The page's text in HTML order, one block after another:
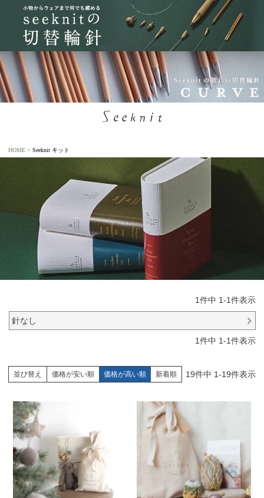
HOME Seeknit キット
1件中 1-1件表示
針なし
1件中 1-1件表示
並び替え 価格が安い順 価格が高い順 新着順 19件中 1-19件表示